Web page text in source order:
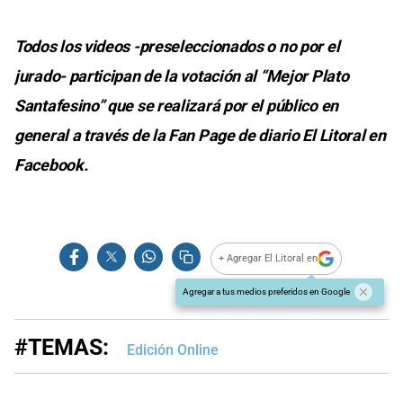
Todos los videos -preseleccionados o no por el
jurado- participan de la votación al “Mejor Plato
Santafesino” que se realizará por el público en
general a través de la Fan Page de diario El Litoral en
Facebook.
+ Agregar El Litoral en
Agregar a tus medios preferidos en Google
#TEMAS: Edición Online